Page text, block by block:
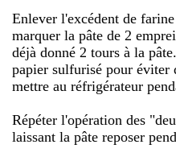
Enlever l'excédent de
marquer la pâte de 2
déjà donné 2 tours à la
papier sulfurisé pour éviter
mettre au réfrigérateur
Répéter l'opération des
laissant la pâte reposer